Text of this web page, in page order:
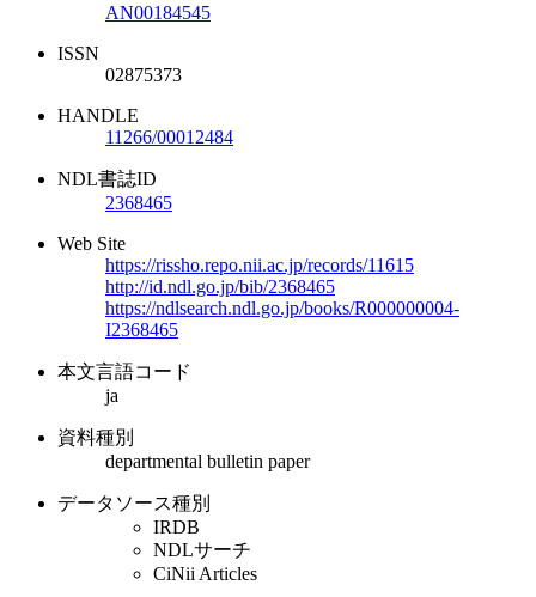
AN00184545
ISSN
02875373
HANDLE
11266/00012484
NDL書誌ID
2368465
Web Site
https://rissho.repo.nii.ac.jp/records/11615
http://id.ndl.go.jp/bib/2368465
https://ndlsearch.ndl.go.jp/books/R000000004-
I2368465
本文言語コード
ja
資料種別
departmental bulletin paper
データソース種別
IRDB
NDLサーチ
CiNii Articles